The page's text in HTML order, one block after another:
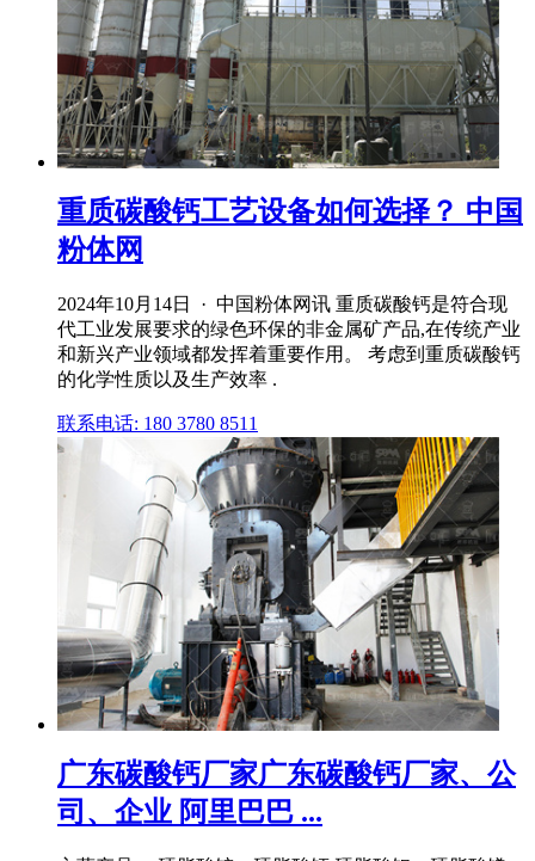
重质碳酸钙工艺设备如何选择？ 中国
粉体网
2024年10月14日 · 中国粉体网讯 重质碳酸钙是符合现
代工业发展要求的绿色环保的非金属矿产品,在传统产业
和新兴产业领域都发挥着重要作用。 考虑到重质碳酸钙
的化学性质以及生产效率 .
联系电话: 180 3780 8511
广东碳酸钙厂家广东碳酸钙厂家、公
司、企业 阿里巴巴 ...